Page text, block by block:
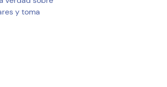
y toma